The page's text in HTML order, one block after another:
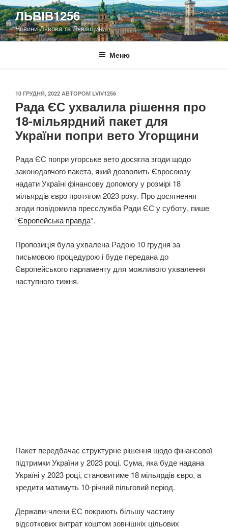
Перейти
до
вмісту
ЛЬВІВ1256
Новини Львова та Львівщини
Меню
ОПУБЛІКОВАНО
10 ГРУДНЯ, 2022 АВТОРОМ LVIV1256
Рада ЄС ухвалила рішення про
18-мільярдний пакет для
України попри вето Угорщини
Рада ЄС попри угорське вето досягла згоди щодо
законодавчого пакета, який дозволить Євросоюзу
надати Україні фінансову допомогу у розмірі 18
мільярдів євро протягом 2023 року. Про досягнення
згоди повідомила пресслужба Ради ЄС у суботу, пише
“Європейська правда“.
Пропозиція була ухвалена Радою 10 грудня за
письмовою процедурою і буде передана до
Європейського парламенту для можливого ухвалення
наступного тижня.
Пакет передбачає структурне рішення щодо фінансової
підтримки України у 2023 році. Сума, яка буде надана
Україні у 2023 році, становитиме 18 мільярдів євро, а
кредити матимуть 10-річний пільговий період.
Держави-члени ЄС покриють більшу частину
відсоткових витрат коштом зовнішніх цільових